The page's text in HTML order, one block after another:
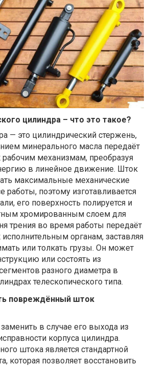
цилиндра – что это такое?
— это цилиндрический стержень,
минерального масла передаёт
механизмам, преобразуя
в линейное движение. Шток
максимальные механические
работы, поэтому изготавливается
его поверхность полируется и
хромированным слоем для
трения во время работы передаёт
органам, заставляя
или толкать грузы. Он может
или состоять из
разного диаметра в
телескопического типа.
повреждённый шток
в случае его выхода из
корпуса цилиндра.
штока является стандартной
которая позволяет восстановить